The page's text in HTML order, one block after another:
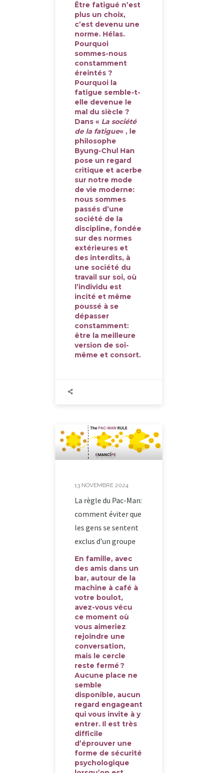
Être fatigué n’est
plus un choix,
c’est devenu une
norme. Hélas.
Pourquoi
sommes-nous
constamment
éreintés ?
Pourquoi la
fatigue semble-t-
elle devenue le
mal du siècle ?
Dans « La société
de la fatigue« , le
philosophe
Byung-Chul Han
pose un regard
critique et acerbe
sur notre mode
de vie moderne:
nous sommes
passés d’une
société de la
discipline, fondée
sur des normes
extérieures et
des interdits, à
une société du
travail sur soi, où
l’individu est
incité et même
poussé à se
dépasser
constamment:
être la meilleure
version de soi-
même et consort.
13 NOVEMBRE 2024
La règle du Pac-Man:
comment éviter que
les gens se sentent
exclus d’un groupe
En famille, avec
des amis dans un
bar, autour de la
machine à café à
votre boulot,
avez-vous vécu
ce moment où
vous aimeriez
rejoindre une
conversation,
mais le cercle
reste fermé ?
Aucune place ne
semble
disponible, aucun
regard engageant
qui vous invite à y
entrer. Il est très
difficile
d’éprouver une
forme de sécurité
psychologique